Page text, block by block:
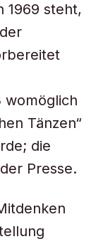
1969 steht,
womöglich
Tänzen“
die
Presse.